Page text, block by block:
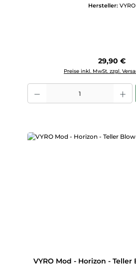
Hersteller: VYRO
Regulärer
29,90 €
Preise inkl. MwSt. zzgl.
Produkt Anzahl: Gib den
VYRO Mod - Horizon - Teller